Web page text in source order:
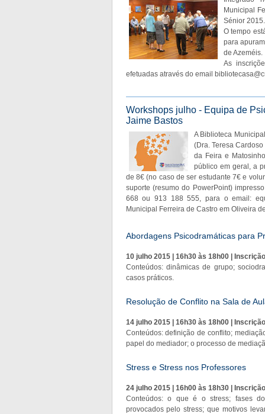
Municipal
Sénior 2015.
O tempo
para
de Azeméis.
As
efetuadas através do email
Workshops julho - Equipa de
Jaime Bastos
A Biblioteca
(Dra. Teresa
da Feira e
público em geral, a
de 8€ (no caso de ser estudante 7€ e
suporte (resumo do PowerPoint)
668 ou 913 188 555, para o email:
Municipal Ferreira de Castro em Oliveira
Abordagens Psicodramáticas para
10 julho 2015 | 16h30 às 18h00 |
Conteúdos: dinâmicas de grupo;
casos práticos.
Resolução de Conflito na Sala de
14 julho 2015 | 16h30 às 18h00 |
Conteúdos: definição de conflito;
papel do mediador; o processo de
Stress e Stress nos Professores
24 julho 2015 | 16h00 às 18h30 |
Conteúdos: o que é o stress; fases
provocados pelo stress; que motivos